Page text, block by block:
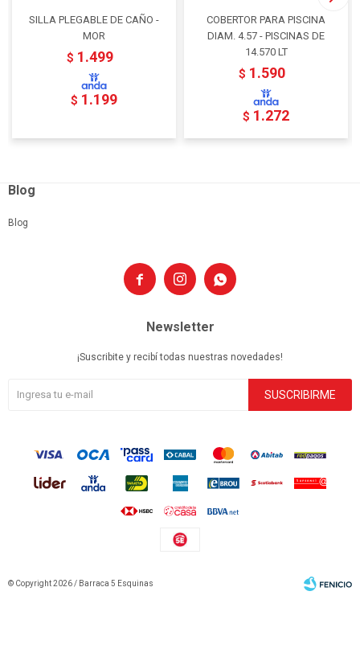
SILLA PLEGABLE DE CAÑO -
MOR
$ 1.499
$ 1.199
COBERTOR PARA PISCINA
DIAM. 4.57 - PISCINAS DE
14.570 LT
$ 1.590
$ 1.272
  
Blog
Blog
Newsletter
¡Suscribite y recibí todas nuestras novedades!
SUSCRIBIRME
© Copyright 2026 / Barraca 5 Esquinas